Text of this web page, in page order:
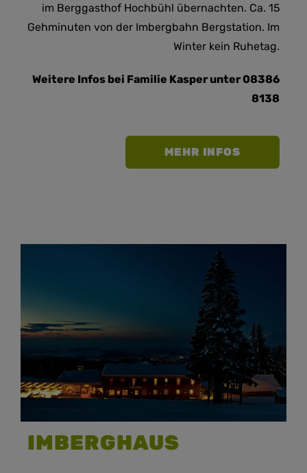
im Berggasthof Hochbühl übernachten. Ca. 15
Gehminuten von der Imbergbahn Bergstation. Im
Winter kein Ruhetag.
Weitere Infos bei Familie Kasper unter 08386
8138
MEHR INFOS
IMBERGHAUS